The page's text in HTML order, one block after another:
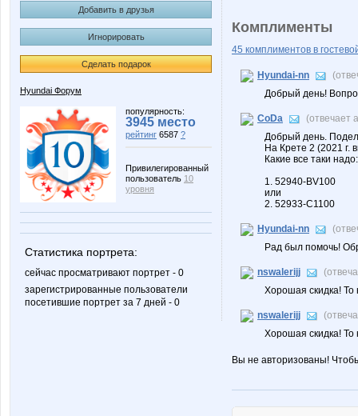
Добавить в друзья
Игнорировать
Сделать подарок
Hyundai Форум
популярность:
3945 место
рейтинг 6587 ?
Привилегированный
пользователь 10
уровня
Статистика портрета:
сейчас просматривают портрет - 0
зарегистрированные пользователи
посетившие портрет за 7 дней - 0
Комплименты
45 комплиментов в
Hyundai-nn
Добрый день!
CoDa
(отвечает
Добрый день.
На Крете 2 (2021 г.
Какие все таки надо:
1. 52940-BV100
или
2. 52933-C1100
Hyundai-nn
Рад был помочь!
nswalerijj
Хорошая скидка! То
nswalerijj
Хорошая скидка! То
Вы не авторизованы!